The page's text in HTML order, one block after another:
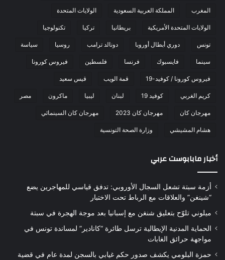
المغرب المملكة العربية السعودية الولايات المتحدة
الولايات المتحدة الأمريكية بريطانيا تركيا تكنولوجيا
تونس دوري أبطال أوروبا دونالد ترامب روسيا سياسة
سينما فايسبوك فرنسا فلسطين فيروس كورونا
فيروس كورونا / كوفيد-19 قمة الويب قيس سعيد
كريم الغربي كوفيد 19 لبنان ليبيا ماكرون مصر
مهرجان كان مهرجان كان 2023 مهرجان كان السينمائي
هشام المشيشي وزارة الصحة التونسية
أخبار مابابوست عربي
أزمة سبتة تشعل السجال الأوروبي: تدفق قياسي للمهاجرين يضع
“شينغن” والعلاقات مع الرباط تحت الاختبار
ميلوني تلوّح بتعليق شنغن مع إسبانيا بعد موجة الهجرة في سبتة
الحماية المدنية الإيطالية ترسل طائرة “كانادير” لمساندة تونس في
مواجهة حرائق الغابات
حمزة البلومي يكشف صدور حكم غيابي بالسجن لمدة عام في قضية